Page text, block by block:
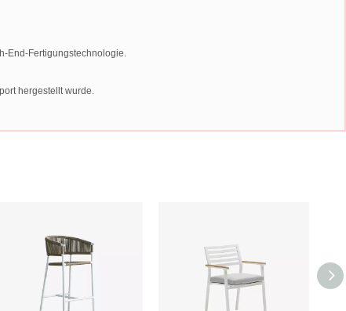
End-Fertigungstechnologie.
hergestellt wurde.